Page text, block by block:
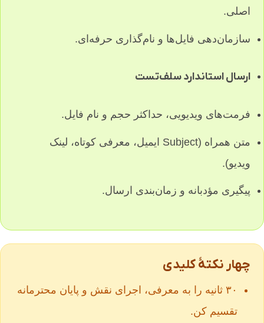
اصلی.
سازمان‌دهی فایل‌ها و نام‌گذاری حرفه‌ای.
ارسال استاندارد سلف‌تست
فرمت‌های ویدیویی، حداکثر حجم و نام فایل.
متن همراه (Subject ایمیل، معرفی کوتاه، لینک
ویدیو).
پیگیری مؤدبانه و زمان‌بندی ارسال.
چهار نکتهٔ کلیدی
۳۰ ثانیه را به معرفی، اجرای نقش و پایان محترمانه
تقسیم کن.